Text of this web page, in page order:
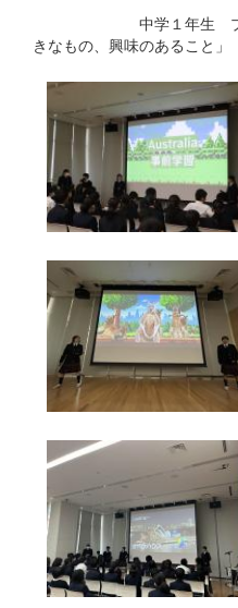
中学１年生 プレゼ
きなもの、興味のあること」